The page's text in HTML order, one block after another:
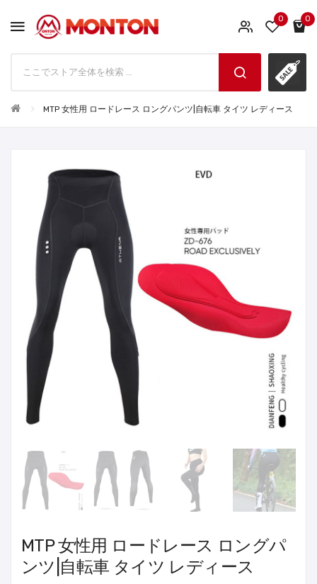
0 0
MTP 女性用 ロードレース ロングパンツ|自転車 タイツ レディース
MTP 女性用 ロードレース ロングパ
ンツ|自転車 タイツ レディース